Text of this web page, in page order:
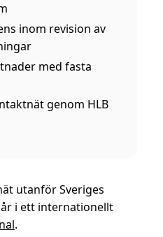
inom revision av
med fasta
genom HLB
utanför Sveriges
i ett internationellt
.